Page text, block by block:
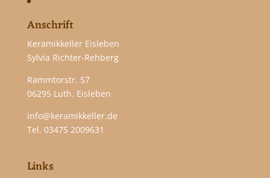
Anschrift
Keramikkeller Eisleben
Sylvia Richter-Rehberg
Rammtorstr. 57
06295 Luth. Eisleben
info@keramikkeller.de
Tel. 03475 2009631
Links